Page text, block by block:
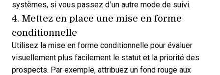
systèmes, si vous passez d’un autre mode de suivi.
4. Mettez en place une mise en forme
conditionnelle
Utilisez la mise en forme conditionnelle pour évaluer
visuellement plus facilement le statut et la priorité des
prospects. Par exemple, attribuez un fond rouge aux